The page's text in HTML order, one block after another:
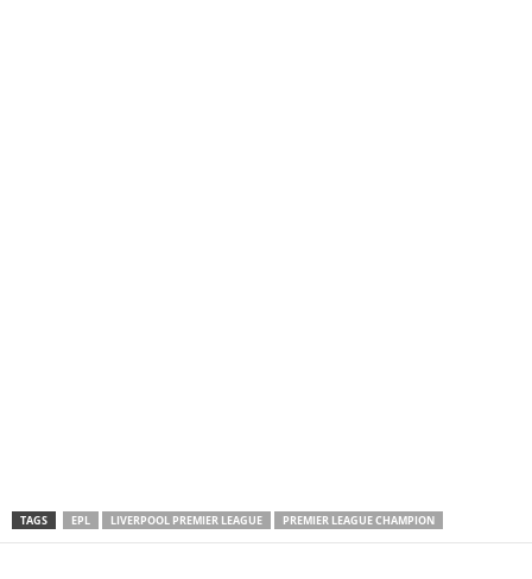
TAGS EPL LIVERPOOL PREMIER LEAGUE PREMIER LEAGUE CHAMPION